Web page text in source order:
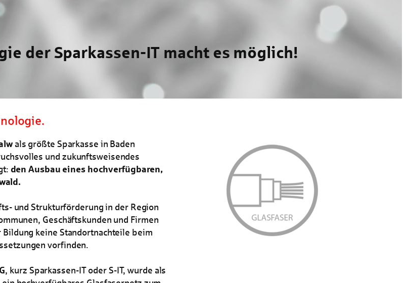
der Sparkassen-IT macht es möglich!
als größte Sparkasse in Baden
und zukunftsweisendes
den Ausbau eines hochverfügbaren,
und Strukturförderung in der Region
Geschäftskunden und Firmen
keine Standortnachteile beim
vorfinden.
, kurz Sparkassen-IT oder S-IT, wurde als